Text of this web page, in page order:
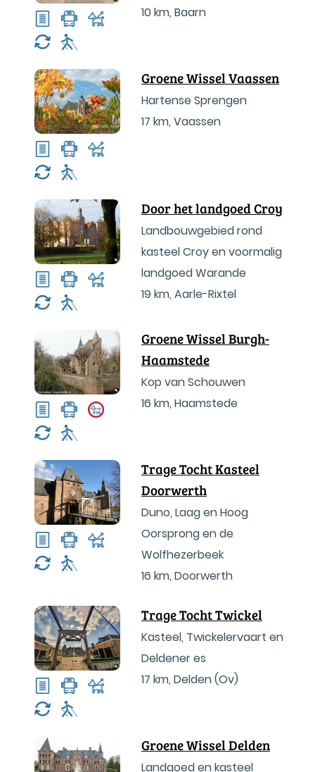
10 km, Baarn
Groene Wissel Vaassen
Hartense Sprengen
17 km, Vaassen
Door het landgoed Croy
Landbouwgebied rond
kasteel Croy en voormalig
landgoed Warande
19 km, Aarle-Rixtel
Groene Wissel Burgh-
Haamstede
Kop van Schouwen
16 km, Haamstede
Trage Tocht Kasteel
Doorwerth
Duno, Laag en Hoog
Oorsprong en de
Wolfhezerbeek
16 km, Doorwerth
Trage Tocht Twickel
Kasteel, Twickelervaart en
Deldener es
17 km, Delden (Ov)
Groene Wissel Delden
Landgoed en kasteel